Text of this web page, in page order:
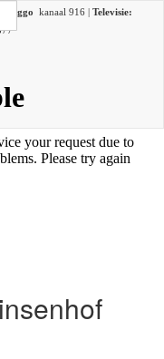
Ziggo kanaal 916 | Televisie: